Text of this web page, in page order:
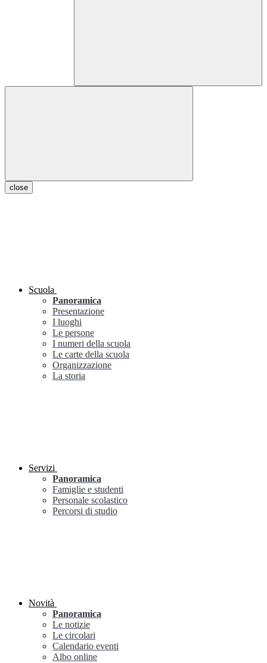
close
Scuola
Panoramica
Presentazione
I luoghi
Le persone
I numeri della scuola
Le carte della scuola
Organizzazione
La storia
Servizi
Panoramica
Famiglie e studenti
Personale scolastico
Percorsi di studio
Novità
Panoramica
Le notizie
Le circolari
Calendario eventi
Albo online